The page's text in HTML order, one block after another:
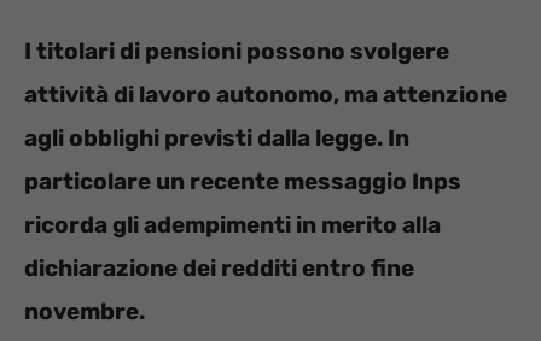
I titolari di pensioni possono svolgere
attività di lavoro autonomo, ma attenzione
agli obblighi previsti dalla legge. In
particolare un recente messaggio Inps
ricorda gli adempimenti in merito alla
dichiarazione dei redditi entro fine
novembre.